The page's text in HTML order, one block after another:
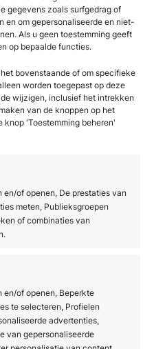
gegevens zoals surfgedrag of
en om gepersonaliseerde en niet-
Als u geen toestemming geeft
op bepaalde functies.
bovenstaande of om specifieke
worden toegepast op deze
wijzigen, inclusief het intrekken
van de knoppen op het
'Toestemming beheren'
en/of openen, De prestaties van
meten, Publieksgroepen
of combinaties van
en/of openen, Beperkte
te selecteren, Profielen
advertenties,
van gepersonaliseerde
haalbaar is
van
apparaat biedt ten
spreidt
jaren en kunt de
koppelen aan de
Dit maakt de
van leasen zijn:
Je hoeft geen grote
waardoor je
kunt inzetten voor